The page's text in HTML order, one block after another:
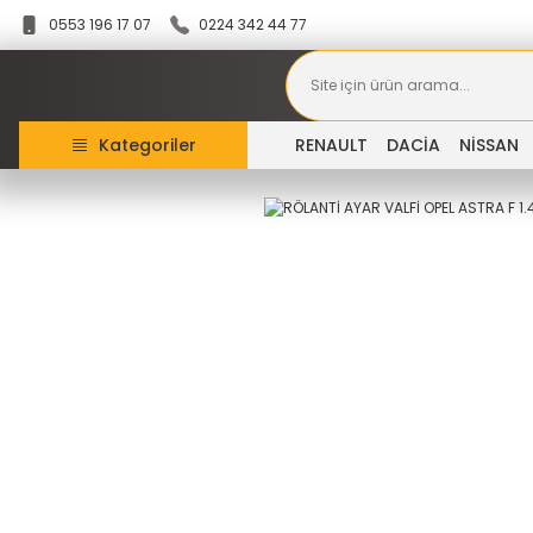
0553 196 17 07 0224 342 44 77
Kategoriler RENAULT DACİA NİSSAN